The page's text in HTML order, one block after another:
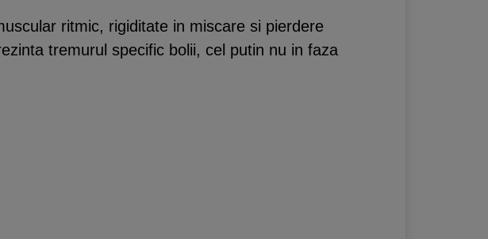
ritmic, rigiditate in miscare si pierdere
tremurul specific bolii, cel putin nu in faza